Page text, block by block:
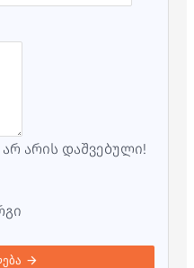
არ არის დაშვებული!